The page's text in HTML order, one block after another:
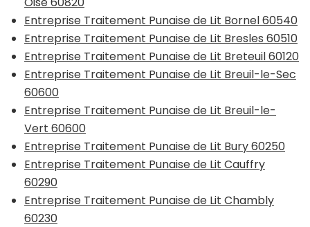
Entreprise Traitement Punaise de Lit Bornel 60540
Entreprise Traitement Punaise de Lit Bresles 60510
Entreprise Traitement Punaise de Lit Breteuil 60120
Entreprise Traitement Punaise de Lit Breuil-le-Sec
60600
Entreprise Traitement Punaise de Lit Breuil-le-
Vert 60600
Entreprise Traitement Punaise de Lit Bury 60250
Entreprise Traitement Punaise de Lit Cauffry
60290
Entreprise Traitement Punaise de Lit Chambly
60230